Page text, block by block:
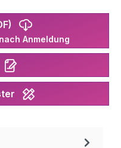
Anmeldung